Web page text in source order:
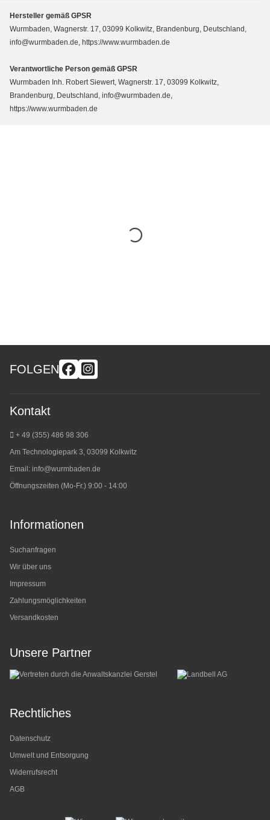
Hersteller gemäß GPSR
Wurmbaden, Wagnerstr. 17, 03099 Kolkwitz, Brandenburg, Deutschland,
info@wurmbaden.de, https://www.wurmbaden.de
Verantwortliche Person gemäß GPSR
Wurmbaden Inh. Robert Siewert, Wagnerstr. 17, 03099 Kolkwitz,
Brandenburg, Deutschland, info@wurmbaden.de,
https://www.wurmbaden.de
FOLGEN
Kontakt
+ 49 (355) 486 98 306
Am Technologiepark 3, 03099 Kolkwitz
Email: info@wurmbaden.de
Öffnungszeiten (Mo-Fr.) 9:00 - 14:00
Informationen
Suchanfragen
Wir über uns
Impressum
Zahlungsmöglichkeiten
Versandkosten
Unsere Partner
Rechtliches
Datenschutz
Umwelt und Entsorgung
Widerrufsrecht
AGB